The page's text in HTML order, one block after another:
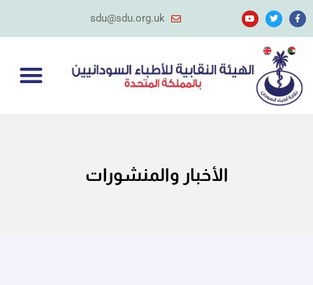
sdu@sdu.org.uk
الأخبار والمنشورات